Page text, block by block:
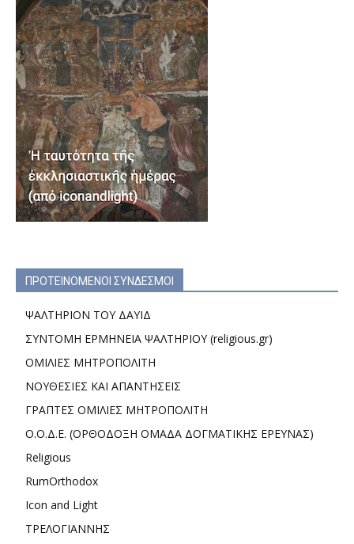
ΠΡΟΤΕΙΝΟΜΕΝΟΙ ΣΥΝΔΕΣΜΟΙ
ΨΑΛΤΗΡΙΟΝ ΤΟΥ ΔΑΥΙΔ
ΣΥΝΤΟΜΗ ΕΡΜΗΝΕΙΑ ΨΑΛΤΗΡΙΟΥ (religious.gr)
ΟΜΙΛΙΕΣ ΜΗΤΡΟΠΟΛΙΤΗ
ΝΟΥΘΕΣΙΕΣ ΚΑΙ ΑΠΑΝΤΗΣΕΙΣ
ΓΡΑΠΤΕΣ ΟΜΙΛΙΕΣ ΜΗΤΡΟΠΟΛΙΤΗ
Ο.Ο.Δ.Ε. (ΟΡΘΟΔΟΞΗ ΟΜΑΔΑ ΔΟΓΜΑΤΙΚΗΣ ΕΡΕΥΝΑΣ)
Religious
RumOrthodox
Icon and Light
ΤΡΕΛΟΓΙΑΝΝΗΣ